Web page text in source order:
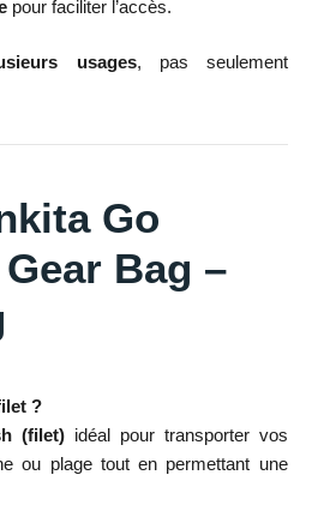
pour faciliter l’accès.
usages, pas seulement
Go
Bag –
?
(filet)idéal pour transporter vos
ou plage tout en permettant une